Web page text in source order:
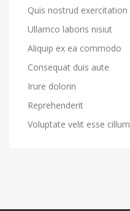
Quis nostrud exercitation
Ullamco laboris nisiut
Aliquip ex ea commodo
Consequat duis aute
Irure dolorin
Reprehenderit
Voluptate velit esse cillum